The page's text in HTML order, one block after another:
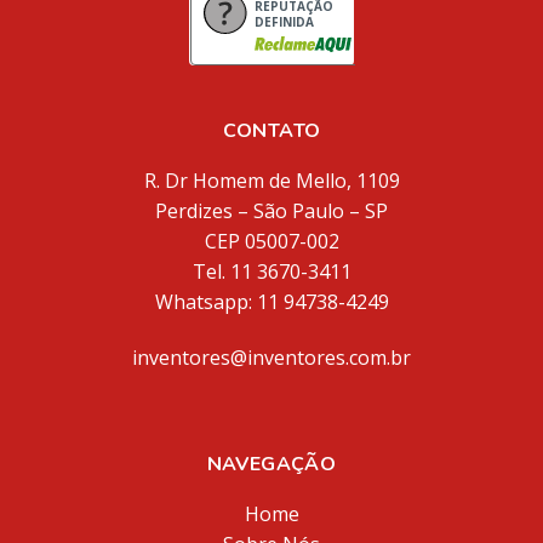
REPUTAÇÃO
DEFINIDA
CONTATO
R. Dr Homem de Mello, 1109
Perdizes – São Paulo – SP
CEP 05007-002
Tel. 11 3670-3411
Whatsapp: 11 94738-4249
inventores@inventores.com.br
NAVEGAÇÃO
Home